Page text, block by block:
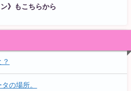
》もこちらから
？
の場所。